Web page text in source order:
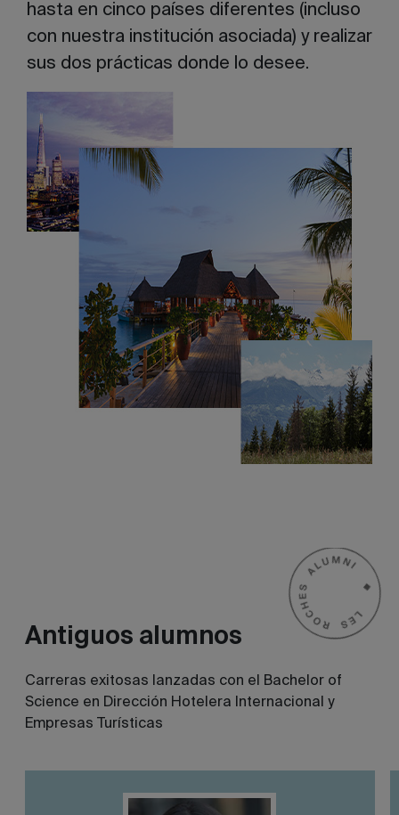
hasta en cinco países diferentes (incluso
con nuestra institución asociada) y realizar
sus dos prácticas donde lo desee.
Antiguos alumnos
Carreras exitosas lanzadas con el Bachelor of
Science en Dirección Hotelera Internacional y
Empresas Turísticas